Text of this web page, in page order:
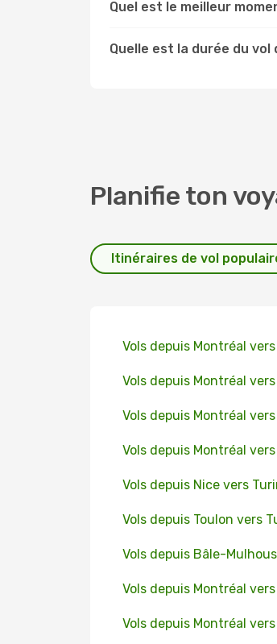
Quel est le meilleur
Quelle est la durée du vol
Planifie ton
Itinéraires de vol
Vols depuis Montréal
Vols depuis Montréal
Vols depuis Montréal
Vols depuis Montréal
Vols depuis Nice vers
Vols depuis Toulon vers
Vols depuis Bâle-
Vols depuis Montréal
Vols depuis Montréal